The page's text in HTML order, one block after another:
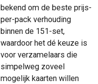
bekend om de beste prijs-
per-pack verhouding
binnen de 151-set,
waardoor het dé keuze is
voor verzamelaars die
simpelweg zoveel
mogelijk kaarten willen